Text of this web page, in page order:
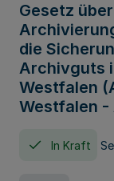
Gesetz
die
Archivguts
Westfalen
Westfalen -
In Kraft